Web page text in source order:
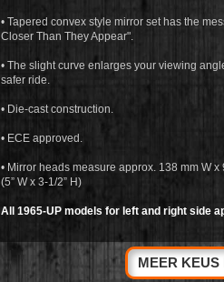
• Tapered convex style mirror set has the
Closer Than They Appear".
• The slight curve enlarges your viewing
safer ride.
• Die-cast construction.
• ECE approved.
• Mirror heads measure approx. 138 mm W x
(5” W x 3-1/2” H)
All 1965-UP models for left and right side
MEER KEUS